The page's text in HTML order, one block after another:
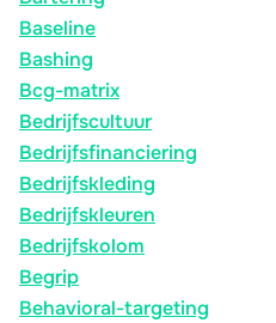
Baseline
Bashing
Bcg-matrix
Bedrijfscultuur
Bedrijfsfinanciering
Bedrijfskleding
Bedrijfskleuren
Bedrijfskolom
Begrip
Behavioral-targeting